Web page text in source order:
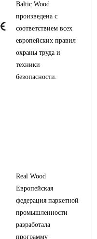
Baltic Wood
произведена с
соответствием всех
европейских правил
охраны труда и
техники
безопасности.
Real Wood
Европейская
федерация паркетной
промышленности
разработала
программу